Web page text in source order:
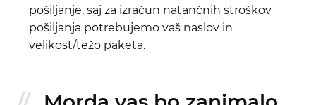
pošiljanje, saj za izračun natančnih stroškov
pošiljanja potrebujemo vaš naslov in
velikost/težo paketa.